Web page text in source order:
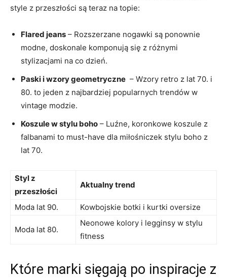
style z przeszłości są teraz na ‌topie:
Flared ‍jeans – Rozszerzane nogawki są ponownie
modne, doskonale komponują się z różnymi
stylizacjami⁤ na co ⁣dzień.
Paski i wzory‍ geometryczne ​ – Wzory ⁢retro ⁣z lat 70. i
80. to jeden ‌z najbardziej ​popularnych trendów ⁣w
vintage modzie.
Koszule w stylu boho – ⁤Luźne, koronkowe koszule ⁣z
‌falbanami to ​must-have dla miłośniczek stylu ⁣boho ⁢z
lat 70.
Styl z
przeszłości
Aktualny trend
Moda⁢ lat 90. Kowbojskie botki i kurtki oversize
Moda ⁣lat 80.
Neonowe kolory i‍ legginsy ‍w stylu
⁢fitness
Które marki sięgają po inspiracje z